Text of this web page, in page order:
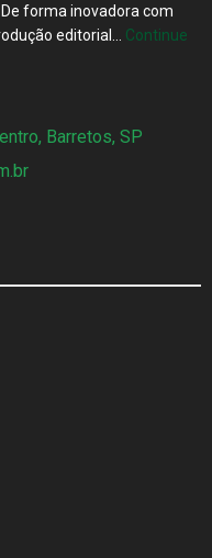
forma inovadora com
editorial… Continue
Barretos, SP